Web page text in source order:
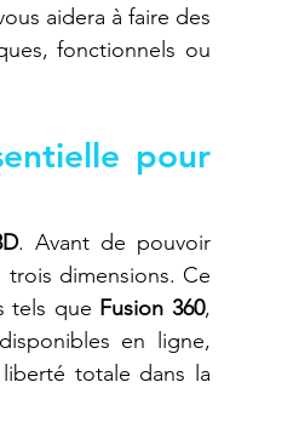
aidera à faire des
fonctionnels ou
pour
. Avant de pouvoir
dimensions. Ce
tels que Fusion 360
en ligne,
totale dans la